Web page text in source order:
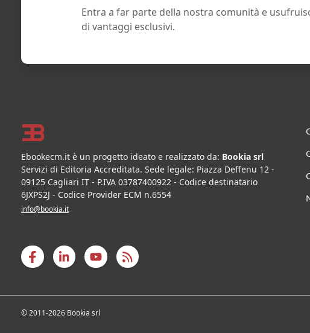
Entra a far parte della nostra comunità e
di vantaggi esclusivi.
Footer
Ebookecm.it è un progetto ideato e realizzato da: Bookia srl
Servizi di Editoria Accreditata. Sede legale: Piazza Deffenu 12 -
09125 Cagliari IT - P.IVA 03787400922 - Codice destinatario
6JXPS2J - Codice Provider ECM n.6554
info@bookia.it
© 2011-2026 Bookia srl